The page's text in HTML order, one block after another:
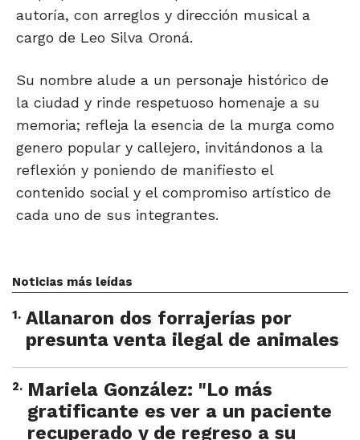
autoría, con arreglos y dirección musical a
cargo de Leo Silva Oroná.
Su nombre alude a un personaje histórico de
la ciudad y rinde respetuoso homenaje a su
memoria; refleja la esencia de la murga como
genero popular y callejero, invitándonos a la
reflexión y poniendo de manifiesto el
contenido social y el compromiso artístico de
cada uno de sus integrantes.
Noticias más leídas
1. Allanaron dos forrajerías por
presunta venta ilegal de animales
2. Mariela González: "Lo más
gratificante es ver a un paciente
recuperado y de regreso a su